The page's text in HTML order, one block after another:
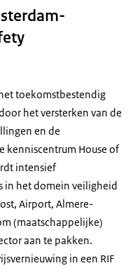
toekomstbestendig
het versterken van de
en de
kenniscentrum House of
intensief
in het domein veiligheid
Airport, Almere-
(maatschappelijke)
aan te pakken.
in een RIF